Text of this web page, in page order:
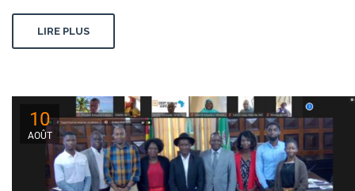
LIRE PLUS
10
AOÛT